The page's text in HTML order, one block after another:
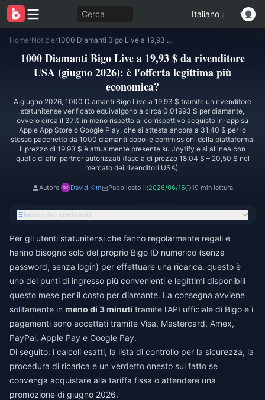
Cerca Italiano /
Home/Notizie/ 1000 Diamanti Bigo Live a 19,93 $ da rivenditore USA (giugno 2026): è l'offerta legittima più economica?
1000 Diamanti Bigo Live a 19,93 $ da rivenditore
USA (giugno 2026): è l'offerta legittima più
economica?
A giugno 2026, 1000 Diamanti Bigo Live a 19,93 $ tramite un rivenditore
statunitense verificato equivalgono a circa 0,01993 $ per diamante,
ovvero circa il 37% in meno rispetto al corrispettivo acquisto in-app su
Apple App Store o Google Play, che si attesta ancora a 31,40 $ per lo
stesso pacchetto da 1000 diamanti dopo le commissioni della piattaforma.
Il prezzo di 19,93 $ è attualmente presente su Joytify e si allinea con
quello di altri partner autorizzati (fascia di prezzo 18,04 $ – 20,50 $ nel
mercato dei rivenditori USA).
Autore: David Kim Pubblicato il:2026/06/15 19 min lettura
Indice dei contenuti
Per gli utenti statunitensi che fanno regolarmente regali e
hanno bisogno solo del proprio Bigo ID numerico (senza
password, senza login) per effettuare una ricarica, questo è
uno dei punti di ingresso più convenienti e legittimi disponibili
questo mese per il costo per diamante. La consegna avviene
solitamente in meno di 3 minuti tramite l'API ufficiale di Bigo e i
pagamenti sono accettati tramite Visa, Mastercard, Amex,
PayPal, Apple Pay e Google Pay.
Di seguito: i calcoli esatti, la lista di controllo per la sicurezza, la
procedura di ricarica e un verdetto onesto sul fatto se
convenga acquistare alla tariffa fissa o attendere una
promozione di giugno 2026.